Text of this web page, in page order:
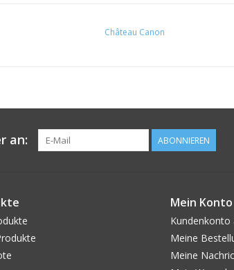
Château Canon
an: ABONNIEREN
Mein Konto
Kundenkonto
Meine
Meine